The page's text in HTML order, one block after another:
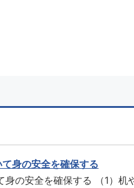
身の安全を確保する
の安全を確保する （1）机